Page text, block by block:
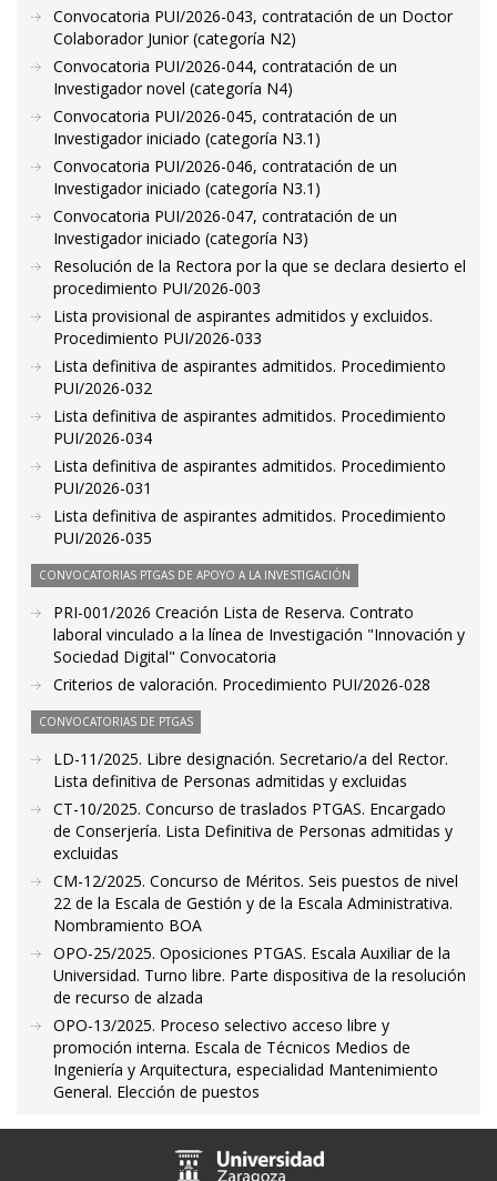
Convocatoria PUI/2026-043, contratación de un Doctor
Colaborador Junior (categoría N2)
Convocatoria PUI/2026-044, contratación de un
Investigador novel (categoría N4)
Convocatoria PUI/2026-045, contratación de un
Investigador iniciado (categoría N3.1)
Convocatoria PUI/2026-046, contratación de un
Investigador iniciado (categoría N3.1)
Convocatoria PUI/2026-047, contratación de un
Investigador iniciado (categoría N3)
Resolución de la Rectora por la que se declara desierto el
procedimiento PUI/2026-003
Lista provisional de aspirantes admitidos y excluidos.
Procedimiento PUI/2026-033
Lista definitiva de aspirantes admitidos. Procedimiento
PUI/2026-032
Lista definitiva de aspirantes admitidos. Procedimiento
PUI/2026-034
Lista definitiva de aspirantes admitidos. Procedimiento
PUI/2026-031
Lista definitiva de aspirantes admitidos. Procedimiento
PUI/2026-035
CONVOCATORIAS PTGAS DE APOYO A LA INVESTIGACIÓN
PRI-001/2026 Creación Lista de Reserva. Contrato
laboral vinculado a la línea de Investigación "Innovación y
Sociedad Digital" Convocatoria
Criterios de valoración. Procedimiento PUI/2026-028
CONVOCATORIAS DE PTGAS
LD-11/2025. Libre designación. Secretario/a del Rector.
Lista definitiva de Personas admitidas y excluidas
CT-10/2025. Concurso de traslados PTGAS. Encargado
de Conserjería. Lista Definitiva de Personas admitidas y
excluidas
CM-12/2025. Concurso de Méritos. Seis puestos de nivel
22 de la Escala de Gestión y de la Escala Administrativa.
Nombramiento BOA
OPO-25/2025. Oposiciones PTGAS. Escala Auxiliar de la
Universidad. Turno libre. Parte dispositiva de la resolución
de recurso de alzada
OPO-13/2025. Proceso selectivo acceso libre y
promoción interna. Escala de Técnicos Medios de
Ingeniería y Arquitectura, especialidad Mantenimiento
General. Elección de puestos